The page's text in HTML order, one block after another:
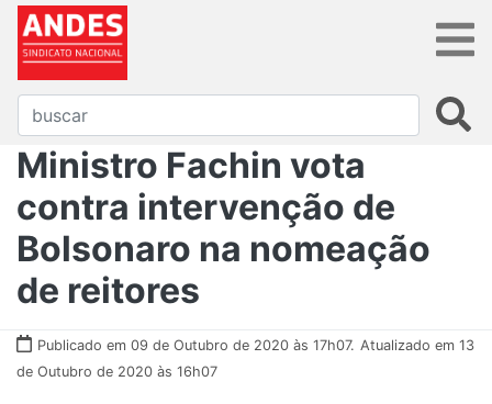
Ministro Fachin vota
contra intervenção de
Bolsonaro na nomeação
de reitores
Publicado em 09 de Outubro de 2020 às 17h07. Atualizado em 13
de Outubro de 2020 às 16h07